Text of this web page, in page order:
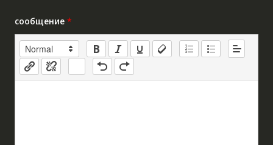
сообщение *